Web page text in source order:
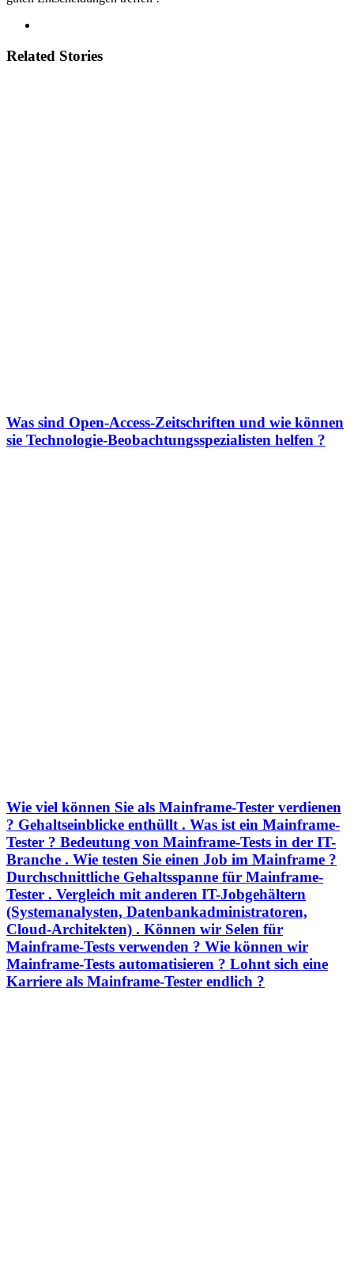
Related Stories
Was sind Open-Access-Zeitschriften und wie können
sie Technologie-Beobachtungsspezialisten helfen ?
Wie viel können Sie als Mainframe-Tester verdienen
? Gehaltseinblicke enthüllt . Was ist ein Mainframe-
Tester ? Bedeutung von Mainframe-Tests in der IT-
Branche . Wie testen Sie einen Job im Mainframe ?
Durchschnittliche Gehaltsspanne für Mainframe-
Tester . Vergleich mit anderen IT-Jobgehältern
(Systemanalysten, Datenbankadministratoren,
Cloud-Architekten) . Können wir Selen für
Mainframe-Tests verwenden ? Wie können wir
Mainframe-Tests automatisieren ? Lohnt sich eine
Karriere als Mainframe-Tester endlich ?